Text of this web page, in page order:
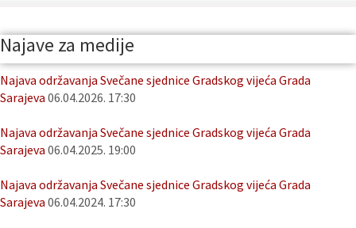
Najave za medije
Najava održavanja Svečane sjednice Gradskog vijeća Grada
Sarajeva 06.04.2026. 17:30
Najava održavanja Svečane sjednice Gradskog vijeća Grada
Sarajeva 06.04.2025. 19:00
Najava održavanja Svečane sjednice Gradskog vijeća Grada
Sarajeva 06.04.2024. 17:30